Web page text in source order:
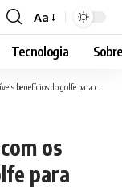
Font
Resizer
Aa
Tecnologia
do golfe para corpo e mente
os
para